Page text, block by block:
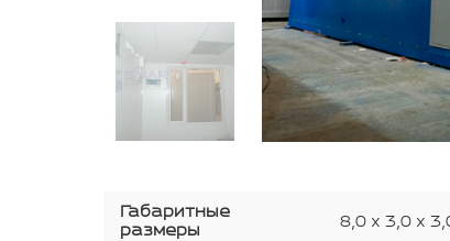
Габаритные
размеры
8,0 х 3,0 х